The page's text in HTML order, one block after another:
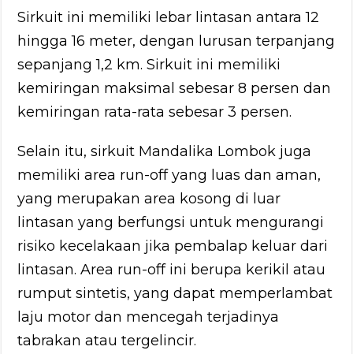
Sirkuit ini memiliki lebar lintasan antara 12
hingga 16 meter, dengan lurusan terpanjang
sepanjang 1,2 km. Sirkuit ini memiliki
kemiringan maksimal sebesar 8 persen dan
kemiringan rata-rata sebesar 3 persen.
Selain itu, sirkuit Mandalika Lombok juga
memiliki area run-off yang luas dan aman,
yang merupakan area kosong di luar
lintasan yang berfungsi untuk mengurangi
risiko kecelakaan jika pembalap keluar dari
lintasan. Area run-off ini berupa kerikil atau
rumput sintetis, yang dapat memperlambat
laju motor dan mencegah terjadinya
tabrakan atau tergelincir.